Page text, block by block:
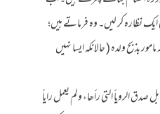
نظارہ کر لیں۔ وہ فرماتے ہیں؛
بذبح ولدہ ( حالانکہ ایسا نہیں
صدق الرویأ التی رأھا، و لم یعمل رایاً